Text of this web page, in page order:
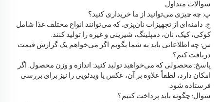
سوالات متداول
پ: چه چیزی می‌توانید از ما خریداری کنید؟
ج: دامنه‌ای از تجهیزات نان‌پزی. که می‌توانند انواع مختلف غذا شامل
کوکی، کیک، نان، دمپلینگ، شیرینی و غیره را تولید کنند.
س: چه اطلاعاتی باید به شما بگویم اگر می‌خواهم یک گزارش قیمت
دریافت کنم؟
پاسخ: محصولی که می‌خواهید تولید کنید: اندازه و وزن محصول. اگر
امکان دارد، لطفاً علاوه بر آن، عکس یا ویدئویی را نیز برای بررسی
فرستاده شود.
سوال: چگونه باید پرداخت کنیم؟